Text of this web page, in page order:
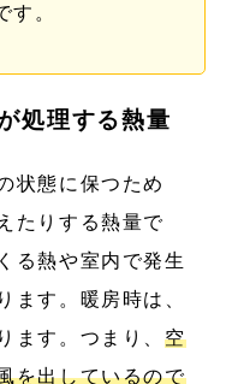
す。
処理する熱量
状態に保つため
たりする熱量で
る熱や室内で発生
ます。暖房時は、
ます。つまり、空
を出しているので